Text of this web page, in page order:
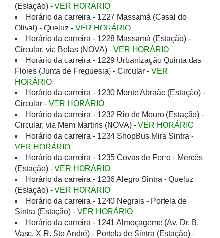
(Estação) - VER HORÁRIO
Horário da carreira - 1227 Massamá (Casal do
Olival) - Queluz - VER HORÁRIO
Horário da carreira - 1228 Massamá (Estação) -
Circular, via Belas (NOVA) - VER HORÁRIO
Horário da carreira - 1229 Urbanização Quinta das
Flores (Junta de Freguesia) - Circular - VER
HORÁRIO
Horário da carreira - 1230 Monte Abraão (Estação) -
Circular - VER HORÁRIO
Horário da carreira - 1232 Rio de Mouro (Estação) -
Circular, via Mem Martins (NOVA) - VER HORÁRIO
Horário da carreira - 1234 ShopBus Mira Sintra -
VER HORÁRIO
Horário da carreira - 1235 Covas de Ferro - Mercês
(Estação) - VER HORÁRIO
Horário da carreira - 1236 Alegro Sintra - Queluz
(Estação) - VER HORÁRIO
Horário da carreira - 1240 Negrais - Portela de
Sintra (Estação) - VER HORÁRIO
Horário da carreira - 1241 Almoçageme (Av. Dr. B.
Vasc. X R. Sto André) - Portela de Sintra (Estação) -